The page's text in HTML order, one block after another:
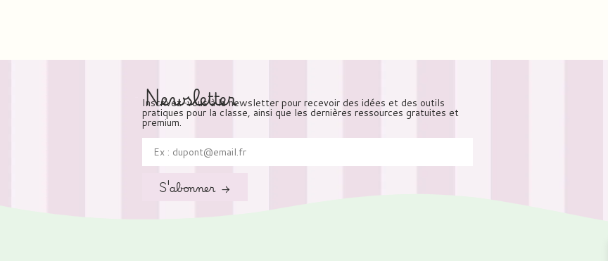
Newsletter
Inscrivez-vous à la newsletter pour recevoir des idées et des outils
pratiques pour la classe, ainsi que les dernières ressources gratuites et
premium.
S'abonner →